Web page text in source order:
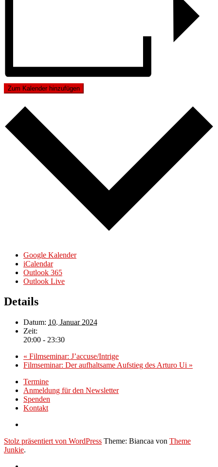
Zum Kalender hinzufügen
Google Kalender
iCalendar
Outlook 365
Outlook Live
Details
Datum: 10. Januar 2024
Zeit:
20:00 - 23:30
« Filmseminar: J’accuse/Intrige
Filmseminar: Der aufhaltsame Aufstieg des Arturo Ui »
Termine
Anmeldung für den Newsletter
Spenden
Kontakt
Stolz präsentiert von WordPress Theme: Biancaa von Theme
Junkie.